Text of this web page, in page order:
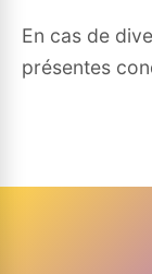
En cas de
présentes